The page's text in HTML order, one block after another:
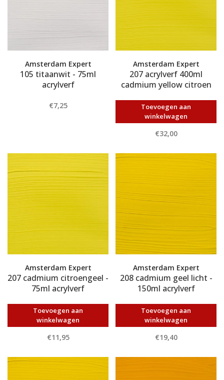
Amsterdam Expert
105 titaanwit - 75ml
acrylverf
€7,25
Amsterdam Expert
207 acrylverf 400ml
cadmium yellow citroen
Toevoegen aan
winkelwagen
€32,00
Amsterdam Expert
207 cadmium citroengeel -
75ml acrylverf
Toevoegen aan
winkelwagen
€11,95
Amsterdam Expert
208 cadmium geel licht -
150ml acrylverf
Toevoegen aan
winkelwagen
€19,40